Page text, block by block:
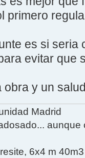
primero
es si seria
evitar que
obra y un
Madrid
6x4 m